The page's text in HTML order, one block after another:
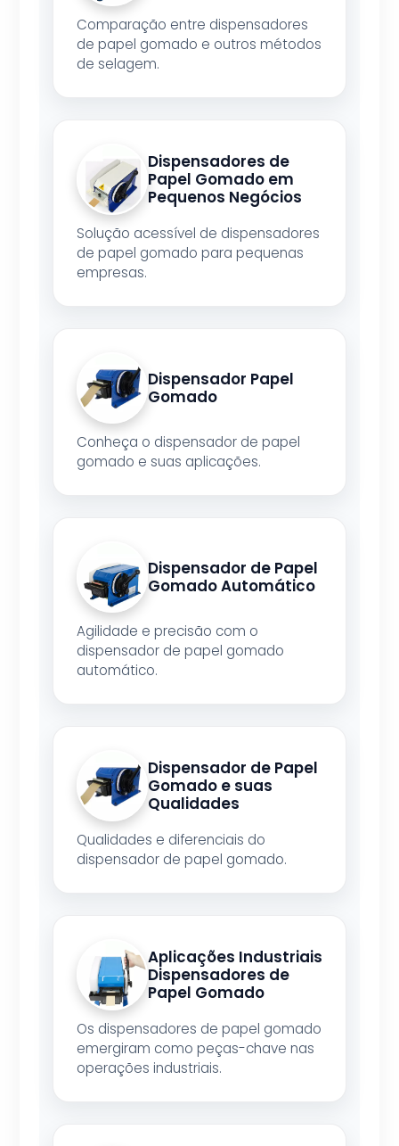
Comparação entre dispensadores
de papel gomado e outros métodos
de selagem.
Dispensadores de
Papel Gomado em
Pequenos Negócios
Solução acessível de dispensadores
de papel gomado para pequenas
empresas.
Dispensador Papel
Gomado
Conheça o dispensador de papel
gomado e suas aplicações.
Dispensador de Papel
Gomado Automático
Agilidade e precisão com o
dispensador de papel gomado
automático.
Dispensador de Papel
Gomado e suas
Qualidades
Qualidades e diferenciais do
dispensador de papel gomado.
Aplicações Industriais
Dispensadores de
Papel Gomado
Os dispensadores de papel gomado
emergiram como peças-chave nas
operações industriais.